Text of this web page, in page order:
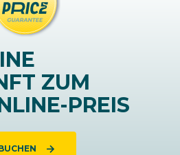
ZUM
PREIS